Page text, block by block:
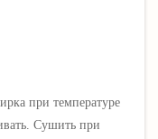
при температуре
Сушить при